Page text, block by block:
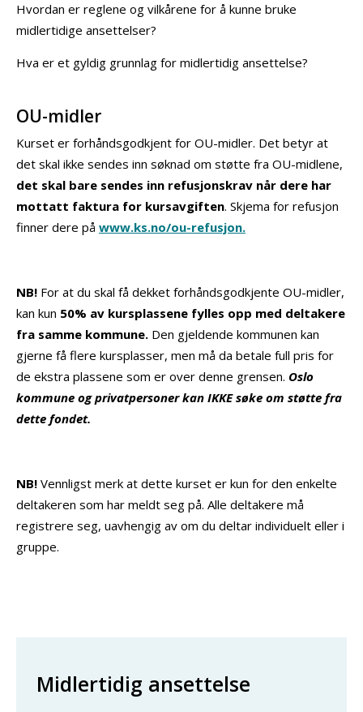
Hvordan er reglene og vilkårene for å kunne bruke
midlertidige ansettelser?
Hva er et gyldig grunnlag for midlertidig ansettelse?
OU-midler
Kurset er forhåndsgodkjent for OU-midler. Det betyr at
det skal ikke sendes inn søknad om støtte fra OU-midlene,
det skal bare sendes inn refusjonskrav når dere har
mottatt faktura for kursavgiften. Skjema for refusjon
finner dere på www.ks.no/ou-refusjon.
NB! For at du skal få dekket forhåndsgodkjente OU-midler,
kan kun 50% av kursplassene fylles opp med deltakere
fra samme kommune. Den gjeldende kommunen kan
gjerne få flere kursplasser, men må da betale full pris for
de ekstra plassene som er over denne grensen. Oslo
kommune og privatpersoner kan IKKE søke om støtte fra
dette fondet.
NB! Vennligst merk at dette kurset er kun for den enkelte
deltakeren som har meldt seg på. Alle deltakere må
registrere seg, uavhengig av om du deltar individuelt eller i
gruppe.
Midlertidig ansettelse